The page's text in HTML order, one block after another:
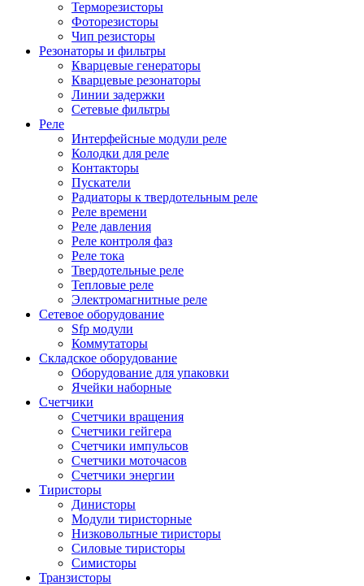
Терморезисторы
Фоторезисторы
Чип резисторы
Резонаторы и фильтры
Кварцевые генераторы
Кварцевые резонаторы
Линии задержки
Сетевые фильтры
Реле
Интерфейсные модули реле
Колодки для реле
Контакторы
Пускатели
Радиаторы к твердотельным реле
Реле времени
Реле давления
Реле контроля фаз
Реле тока
Твердотельные реле
Тепловые реле
Электромагнитные реле
Сетевое оборудование
Sfp модули
Коммутаторы
Складское оборудование
Оборудование для упаковки
Ячейки наборные
Счетчики
Счетчики вращения
Счетчики гейгера
Счетчики импульсов
Счетчики моточасов
Счетчики энергии
Тиристоры
Динисторы
Модули тиристорные
Низковольтные тиристоры
Силовые тиристоры
Симисторы
Транзисторы